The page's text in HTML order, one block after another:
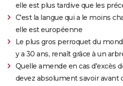
elle est plus tardive que les
C'est la langue qui a le moins
elle est européenne
Le plus gros perroquet du
y a 30 ans, renaît grâce à un
Quelle amende en cas d'excès
devez absolument savoir avant